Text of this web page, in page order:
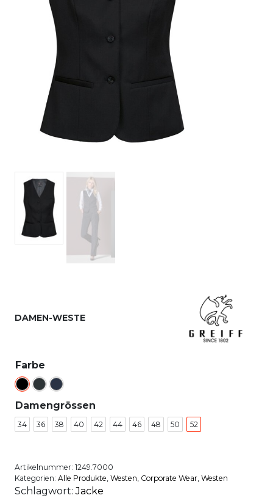
DAMEN-WESTE
Farbe
Damengrössen
34 36 38 40 42 44 46 48 50 52
Artikelnummer: 1249.7000
Kategorien: Alle Produkte, Westen, Corporate Wear, Westen
Schlagwort:Jacke